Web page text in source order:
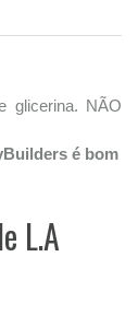
glicerina. NÃO
é bom
L.A